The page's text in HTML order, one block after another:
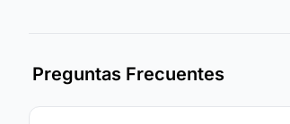
Preguntas Frecuentes